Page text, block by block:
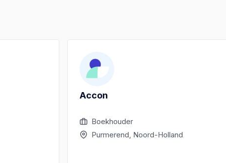
Accon
Boekhouder
Purmerend, Noord-Holland